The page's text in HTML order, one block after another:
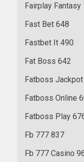
Fairplay Fantasy
Fast Bet 648
Fastbet It 490
Fat Boss 642
Fatboss
Fatboss Online
Fatboss Play
Fb 777 837
Fb 777 Casino